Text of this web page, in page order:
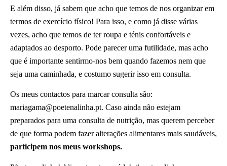
E além disso, já sabem que acho que temos de nos organizar em
termos de exercício físico! Para isso, e como já disse várias
vezes, acho que temos de ter roupa e ténis confortáveis e
adaptados ao desporto. Pode parecer uma futilidade, mas acho
que é importante sentirmo-nos bem quando fazemos nem que
seja uma caminhada, e costumo sugerir isso em consulta.
Os meus contactos para marcar consulta são:
mariagama@poetenalinha.pt. Caso ainda não estejam
preparados para uma consulta de nutrição, mas querem perceber
de que forma podem fazer alterações alimentares mais saudáveis,
participem nos meus workshops.